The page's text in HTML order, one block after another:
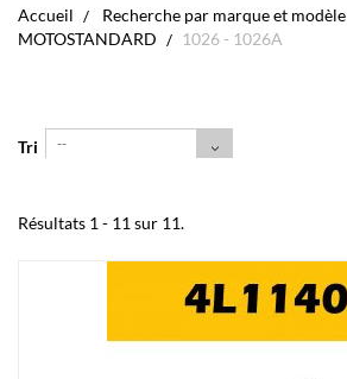
Accueil
Recherche par marque et modèle
MOTOSTANDARD
1026 - 1026A
Tri --
Résultats 1 - 11 sur 11.